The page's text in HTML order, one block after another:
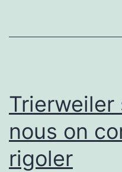
Trierweiler
nous on
rigoler